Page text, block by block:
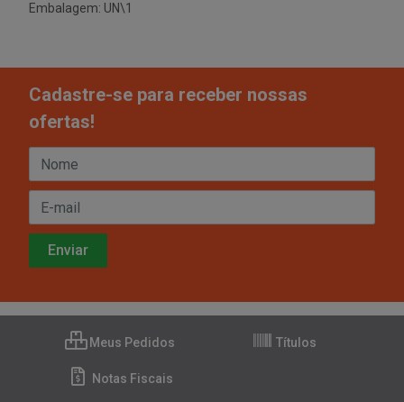
Embalagem: UN\1
Cadastre-se para receber nossas
ofertas!
Meus Pedidos Títulos
Notas Fiscais